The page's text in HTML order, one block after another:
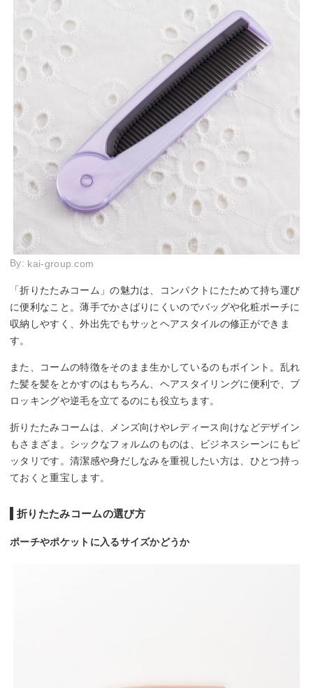
By: kai-group.com
「折りたたみコーム」の魅力は、コンパクトにたためて持ち運び
に便利なこと。薄手でかさばりにくいのでバッグや化粧ポーチに
収納しやすく、外出先でもサッとヘアスタイルの修正ができま
す。
また、コームの特徴をそのまま生かしているのもポイント。乱れ
た髪を髪をとかすのはもちろん、ヘアスタイリングに便利で、ブ
ロッキングや逆毛を立てるのにも役立ちます。
折りたたみコームは、メンズ向けやレディース向けなどデザイン
もさまざま。シックなフォルムのものは、ビジネスシーンにもピ
ッタリです。清潔感や身だしなみを重視したい方は、ひとつ持っ
ておくと重宝します。
折りたたみコームの選び方
ポーチやポケットに入るサイズかどうか